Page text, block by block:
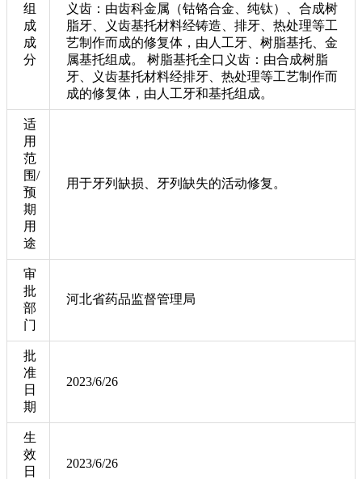
组
成
成
分
义齿：由齿科金属（钴铬合金、纯钛）、合成树
脂牙、义齿基托材料经铸造、排牙、热处理等工
艺制作而成的修复体，由人工牙、树脂基托、金
属基托组成。 树脂基托全口义齿：由合成树脂
牙、义齿基托材料经排牙、热处理等工艺制作而
成的修复体，由人工牙和基托组成。
适
用
范
围/
预
期
用
途
用于牙列缺损、牙列缺失的活动修复。
审
批
部
门
河北省药品监督管理局
批
准
日
期
2023/6/26
生
效
日
2023/6/26